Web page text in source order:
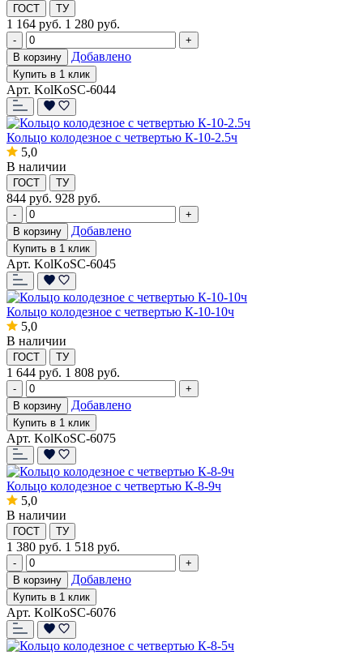
ГОСТ ТУ
1 164 руб. 1 280 руб.
-
+
В корзину
Добавлено
Купить в 1 клик
Арт. KolKoSC-6044
Кольцо колодезное с четвертью К-10-2.5ч
5,0
В наличии
ГОСТ ТУ
844 руб. 928 руб.
-
+
В корзину
Добавлено
Купить в 1 клик
Арт. KolKoSC-6045
Кольцо колодезное с четвертью К-10-10ч
5,0
В наличии
ГОСТ ТУ
1 644 руб. 1 808 руб.
-
+
В корзину
Добавлено
Купить в 1 клик
Арт. KolKoSC-6075
Кольцо колодезное с четвертью К-8-9ч
5,0
В наличии
ГОСТ ТУ
1 380 руб. 1 518 руб.
-
+
В корзину
Добавлено
Купить в 1 клик
Арт. KolKoSC-6076